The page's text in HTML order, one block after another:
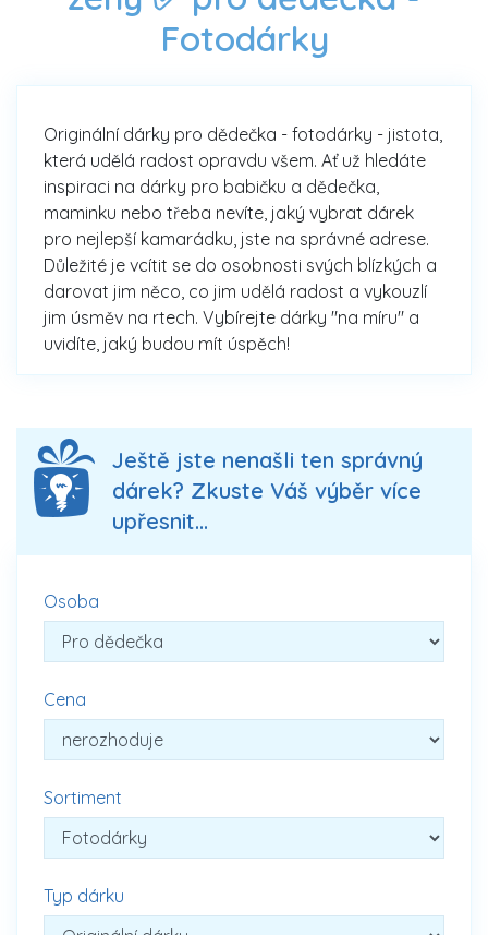
Fotodárky
Originální dárky pro dědečka - fotodárky - jistota,
která udělá radost opravdu všem. Ať už hledáte
inspiraci na dárky pro babičku a dědečka,
maminku nebo třeba nevíte, jaký vybrat dárek
pro nejlepší kamarádku, jste na správné adrese.
Důležité je vcítit se do osobnosti svých blízkých a
darovat jim něco, co jim udělá radost a vykouzlí
jim úsměv na rtech. Vybírejte dárky "na míru" a
uvidíte, jaký budou mít úspěch!
Ještě jste nenašli ten správný
dárek? Zkuste Váš výběr více
upřesnit...
Osoba
Cena
Sortiment
Typ dárku